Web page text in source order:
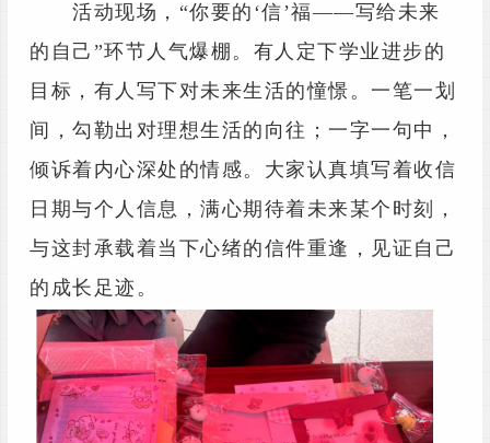
活动现场，“你要的‘信’福——写给未来
的自己”环节人气爆棚。有人定下学业进步的
目标，有人写下对未来生活的憧憬。一笔一划
间，勾勒出对理想生活的向往；一字一句中，
倾诉着内心深处的情感。大家认真填写着收信
日期与个人信息，满心期待着未来某个时刻，
与这封承载着当下心绪的信件重逢，见证自己
的成长足迹。